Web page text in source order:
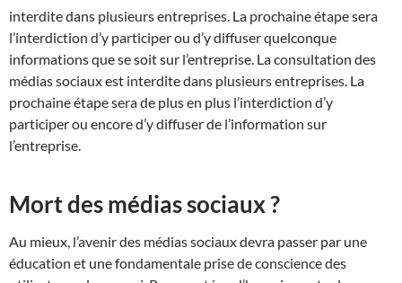
interdite dans plusieurs entreprises. La prochaine étape sera
l’interdiction d’y participer ou d’y diffuser quelconque
informations que se soit sur l’entreprise. La consultation des
médias sociaux est interdite dans plusieurs entreprises. La
prochaine étape sera de plus en plus l’interdiction d’y
participer ou encore d’y diffuser de l’information sur
l’entreprise.
Mort des médias sociaux ?
Au mieux, l’avenir des médias sociaux devra passer par une
éducation et une fondamentale prise de conscience des